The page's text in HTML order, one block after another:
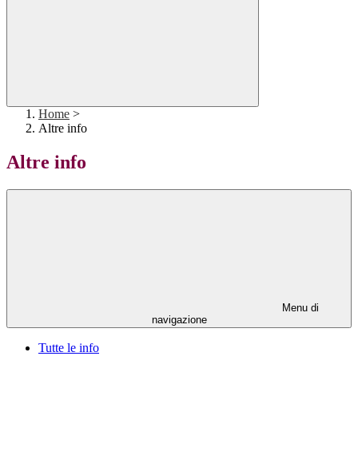
Home >
Altre info
Altre info
Menu di
navigazione
Tutte le info